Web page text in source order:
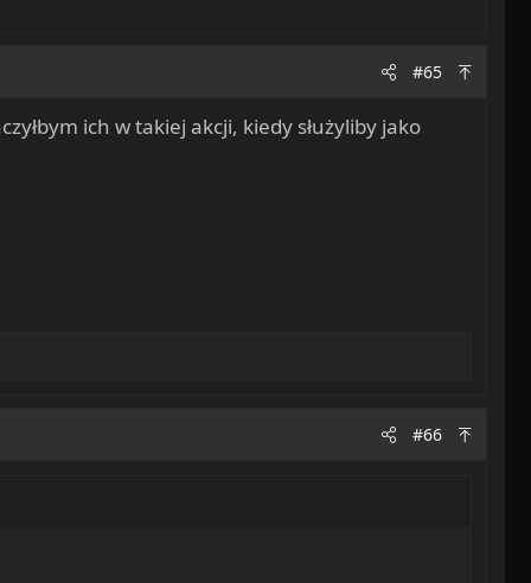
#65
ich w takiej akcji, kiedy służyliby jako
#66